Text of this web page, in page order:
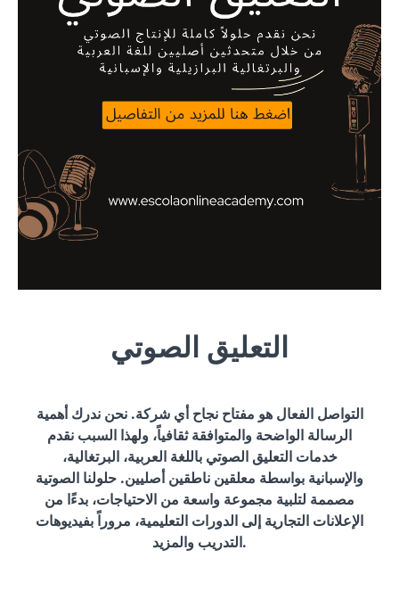
التعليق الصوتي
التواصل الفعال هو مفتاح نجاح أي شركة. نحن ندرك أهمية
الرسالة الواضحة والمتوافقة ثقافياً، ولهذا السبب نقدم
خدمات التعليق الصوتي باللغة العربية، البرتغالية،
والإسبانية بواسطة معلقين ناطقين أصليين. حلولنا الصوتية
مصممة لتلبية مجموعة واسعة من الاحتياجات، بدءًا من
الإعلانات التجارية إلى الدورات التعليمية، مروراً بفيديوهات
التدريب والمزيد.